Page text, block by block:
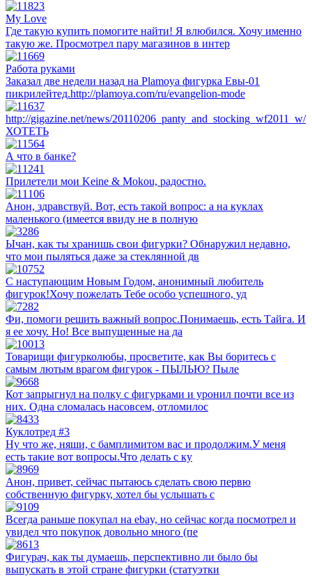
My Love
Где такую купить помогите найти! Я влюбился. Хочу именно
такую же. Просмотрел пару магазинов в интер
Работа руками
Заказал две недели назад на Plamoya фигурка Евы-01
пикрилейтед.http://plamoya.com/ru/evangelion-mode
http://gigazine.net/news/20110206_panty_and_stocking_wf2011_w/
ХОТЕТЬ
А что в банке?
Прилетели мои Keine & Mokou, радостно.
Анон, здравствуй. Вот, есть такой вопрос: а на куклах
маленького (имеется ввиду не в полную
Ычан, как ты хранишь свои фигурки? Обнаружил недавно,
что мои пыляться даже за стеклянной дв
С наступающим Новым Годом, анонимный любитель
фигурок!Хочу пожелать Тебе особо успешного, уд
Фи, помоги решить важный вопрос.Понимаешь, есть Тайга. И
я ее хочу. Но! Все выпущенные на да
Товарищи фигурколюбы, просветите, как Вы боритесь с
самым лютым врагом фигурок - ПЫЛЬЮ? Пыле
Кот запрыгнул на полку с фигурками и уронил почти все из
них. Одна сломалась насовсем, отломилос
Куклотред #3
Ну что же, няши, с бамплимитом вас и продолжим.У меня
есть такие вот вопросы.Что делать с ку
Анон, привет, сейчас пытаюсь сделать свою первю
собственную фигурку, хотел бы услышать с
Всегда раньше покупал на ebay, но сейчас когда посмотрел и
увидел что покупок довольно много (пе
Фигурач, как ты думаешь, перспективно ли было бы
выпускать в этой стране фигурки (статуэтки